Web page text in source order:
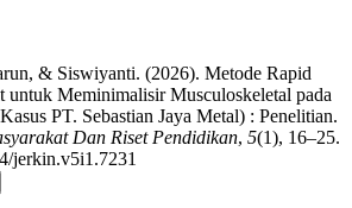
& Siswiyanti. (2026). Metode Rapid
untuk Meminimalisir Musculoskeletal pada
PT. Sebastian Jaya Metal) : Penelitian.
Dan Riset Pendidikan, 5(1), 16–25.
jerkin.v5i1.7231